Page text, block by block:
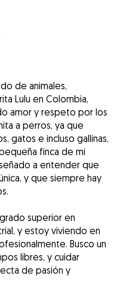
de perros en Valls
de animales,
Lulu en Colombia,
amor y respeto por los
a perros, ya que
gatos e incluso gallinas,
finca de mi
a entender que
y que siempre hay
superior en
y estoy viviendo en
Busco un
libres, y cuidar
de pasión y